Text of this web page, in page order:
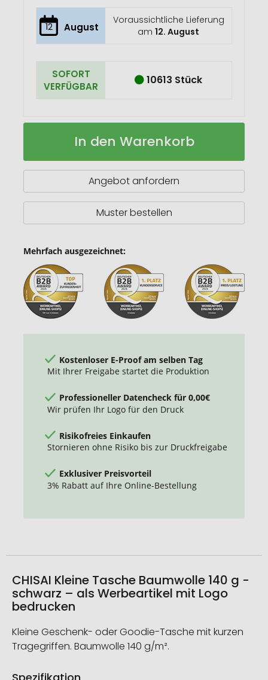
12 August
Voraussichtliche Lieferung
am12. August
SOFORT
VERFÜGBAR
10613 Stück
CHISAI
Baumwolle
Auf
In den Warenkorb
Angebot anfordern
Muster bestellen
Mehrfach ausgezeichnet:
Kostenloser E-Proof am selben Tag
Mit Ihrer Freigabe startet die Produktion
Professioneller Datencheck für 0,00€
Wir prüfen Ihr Logo für den Druck
Risikofreies Einkaufen
Stornieren ohne Risiko bis zur Druckfreigabe
Exklusiver Preisvorteil
3% Rabatt auf Ihre Online-Bestellung
CHISAI Kleine Tasche Baumwolle 140 g -
schwarz – als Werbeartikel mit Logo
bedrucken
Kleine Geschenk- oder Goodie-Tasche mit kurzen
Tragegriffen. Baumwolle 140 g/m².